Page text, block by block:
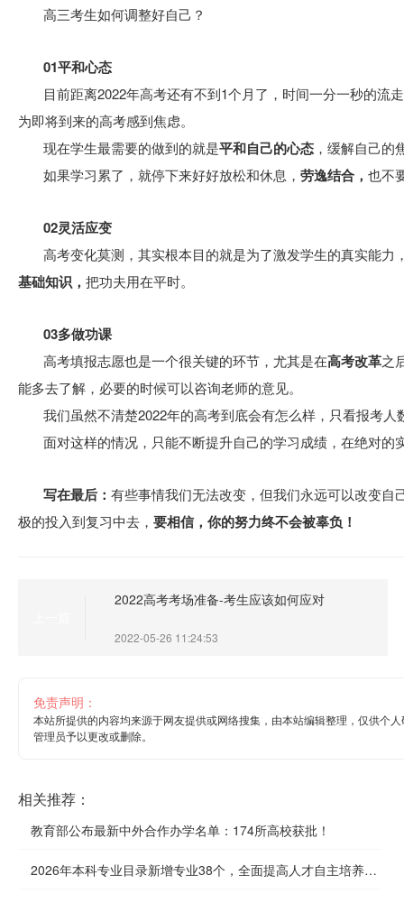
高三考生如何调整好自己？
01平和心态
目前距离2022年高考还有不到1个月了，时间一分一秒的流
为即将到来的高考感到焦虑。
现在学生最需要的做到的就是平和自己的心态 ，缓解自己
如果学习累了，就停下来好好放松和休息， 劳逸结合， 也不
02灵活应变
高考变化莫测，其实根本目的就是为了激发学生的真实能
基础知识， 把功夫用在平时。
03多做功课
高考填报志愿也是一个很关键的环节，尤其是在高考改革之
能多去了解，必要的时候可以咨询老师的意见。
我们虽然不清楚2022年的高考到底会有怎么样，只看报考
面对这样的情况，只能不断提升自己的学习成绩，在绝对的
写在最后： 有些事情我们无法改变，但我们永远可以改变
极的投入到复习中去， 要相信，你的努力终不会被辜负！
2022高考考场准备-考生应该如何应对
2022-05-26 11:24:53
免责声明：
本站所提供的内容均来源于网友提供或网络搜集，由本站编辑整理，仅供个
管理员予以更改或删除。
相关推荐：
教育部公布最新中外合作办学名单：174所高校获批！
2026年本科专业目录新增专业38个，全面提高人才自主培养质